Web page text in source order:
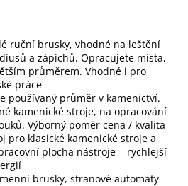
ruční brusky, vhodné na leštění
a zápichů. Opracujete místa,
průměrem. Vhodné i pro
práce
používaný průměr v kamenictví.
kamenické stroje, na opracování
Výborný poměr cena / kvalita
pro klasické kamenické stroje a
plocha nástroje = rychlejší
brusky, stranové automaty